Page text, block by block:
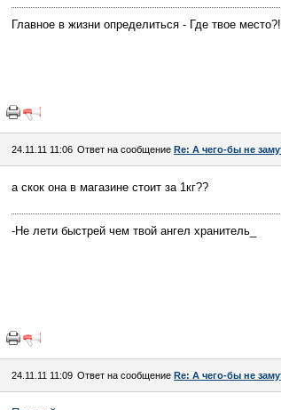
Главное в жизни определиться - Где твое
24.11.11 11:06 Ответ на сообщение Re: А чего-бы не
а скок она в магазине стоит за 1кг??
-Не лети быстрей чем твой ангел хранитель_
24.11.11 11:09 Ответ на сообщение Re: А чего-бы не